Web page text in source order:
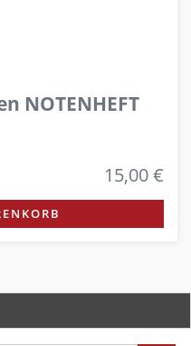
NOTENHEFT
15,00 €